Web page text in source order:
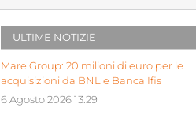
ULTIME NOTIZIE
Mare Group: 20 milioni di euro per le
acquisizioni da BNL e Banca Ifis
6 Agosto 2026 13:29